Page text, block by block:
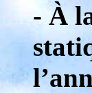
- À